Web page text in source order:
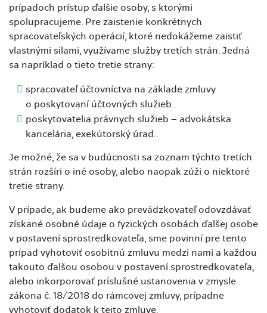
prípadoch prístup ďalšie osoby, s ktorými
spolupracujeme. Pre zaistenie konkrétnych
spracovateľských operácií, ktoré nedokážeme zaistiť
vlastnými silami, využívame služby tretích strán. Jedná
sa napríklad o tieto tretie strany:
spracovateľ účtovníctva na základe zmluvy
o poskytovaní účtovných služieb..
poskytovatelia právnych služieb – advokátska
kancelária, exekútorský úrad..
Je možné, že sa v budúcnosti sa zoznam týchto tretích
strán rozšíri o iné osoby, alebo naopak zúži o niektoré
tretie strany.
V prípade, ak budeme ako prevádzkovateľ odovzdávať
získané osobné údaje o fyzických osobách ďalšej osobe
v postavení sprostredkovateľa, sme povinní pre tento
prípad vyhotoviť osobitnú zmluvu medzi nami a každou
takouto ďalšou osobou v postavení sprostredkovateľa,
alebo inkorporovať príslušné ustanovenia v zmysle
zákona č. 18/2018 do rámcovej zmluvy, prípadne
vyhotoviť dodatok k tejto zmluve.